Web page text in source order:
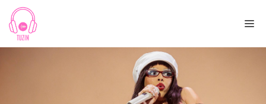
Skip
content